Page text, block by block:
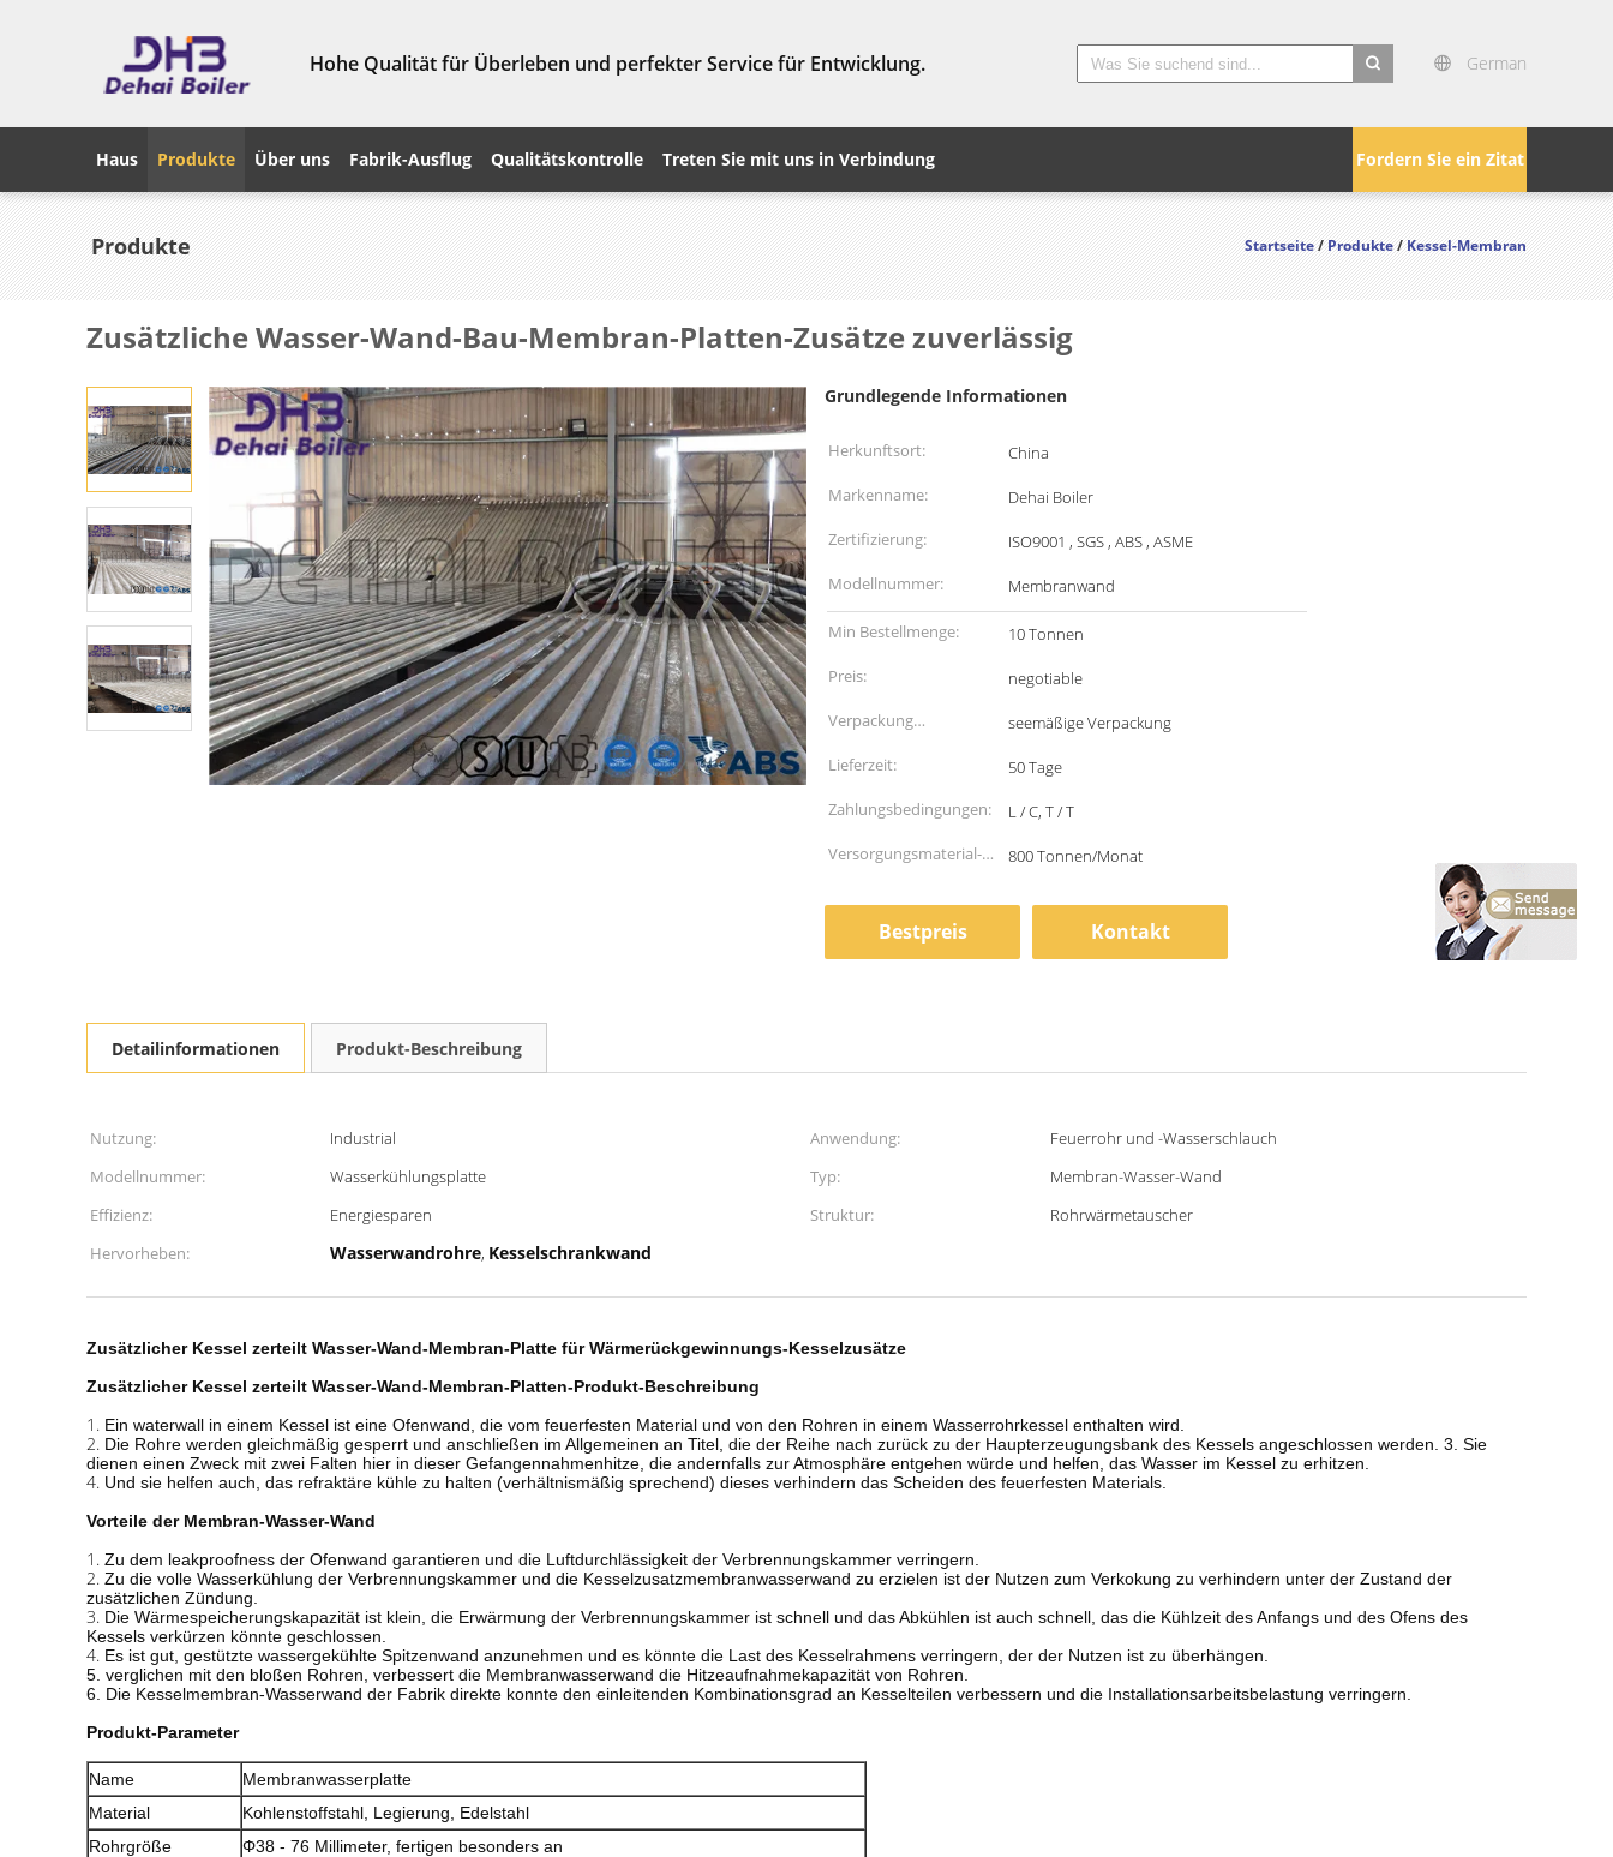
Hohe Qualität für Überleben und perfekter Service für Entwicklung. German
Fordern Sie ein Zitat
Haus Produkte Über uns Fabrik-Ausflug Qualitätskontrolle Treten Sie mit uns in Verbindung
Produkte Startseite/Produkte/Kessel-Membran
Zusätzliche Wasser-Wand-Bau-Membran-Platten-Zusätze zuverlässig
Grundlegende Informationen
Herkunftsort:
China
Markenname:
Dehai Boiler
Zertifizierung:
ISO9001 , SGS , ABS , ASME
Modellnummer:
Membranwand
Min Bestellmenge:
10 Tonnen
Preis:
negotiable
Verpackung
Informationen:
seemäßige Verpackung
Lieferzeit:
50 Tage
Zahlungsbedingungen:
L / C, T / T
Versorgungsmaterial-
800 Tonnen/Monat
Bestpreis Kontakt
Detailinformationen Produkt-Beschreibung
Nutzung: Industrial Anwendung:
Feuerrohr und -Wasserschlauch
Modellnummer:
Wasserkühlungsplatte Typ:
Membran-Wasser-Wand
Effizienz:
Energiesparen Struktur:
Rohrwärmetauscher
Hervorheben:
Wasserwandrohre, Kesselschrankwand
Zusätzlicher Kessel zerteilt Wasser-Wand-Membran-Platte für Wärmerückgewinnungs-Kesselzusätze
Zusätzlicher Kessel zerteilt Wasser-Wand-Membran-Platten-Produkt-Beschreibung
1. Ein waterwall in einem Kessel ist eine Ofenwand, die vom feuerfesten Material und von den Rohren in einem Wasserrohrkessel enthalten wird.
2. Die Rohre werden gleichmäßig gesperrt und anschließen im Allgemeinen an Titel, die der Reihe nach zurück zu der Haupterzeugungsbank des Kessels angeschlossen werden. 3. Sie
dienen einen Zweck mit zwei Falten hier in dieser Gefangennahmenhitze, die andernfalls zur Atmosphäre entgehen würde und helfen, das Wasser im Kessel zu erhitzen.
4. Und sie helfen auch, das refraktäre kühle zu halten (verhältnismäßig sprechend) dieses verhindern das Scheiden des feuerfesten Materials.
Vorteile der Membran-Wasser-Wand
1. Zu dem leakproofness der Ofenwand garantieren und die Luftdurchlässigkeit der Verbrennungskammer verringern.
2. Zu die volle Wasserkühlung der Verbrennungskammer und die Kesselzusatzmembranwasserwand zu erzielen ist der Nutzen zum Verkokung zu verhindern unter der Zustand der
zusätzlichen Zündung.
3. Die Wärmespeicherungskapazität ist klein, die Erwärmung der Verbrennungskammer ist schnell und das Abkühlen ist auch schnell, das die Kühlzeit des Anfangs und des Ofens des
Kessels verkürzen könnte geschlossen.
4. Es ist gut, gestützte wassergekühlte Spitzenwand anzunehmen und es könnte die Last des Kesselrahmens verringern, der der Nutzen ist zu überhängen.
5. verglichen mit den bloßen Rohren, verbessert die Membranwasserwand die Hitzeaufnahmekapazität von Rohren.
6. Die Kesselmembran-Wasserwand der Fabrik direkte konnte den einleitenden Kombinationsgrad an Kesselteilen verbessern und die Installationsarbeitsbelastung verringern.
Produkt-Parameter
Name
Membranwasserplatte
Material
Kohlenstoffstahl, Legierung, Edelstahl
Rohrgröße
Φ38 - 76 Millimeter, fertigen besonders an